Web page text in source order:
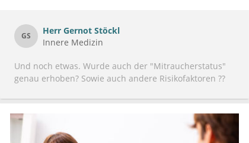
GS Herr Gernot Stöckl
Innere Medizin
Und noch etwas. Wurde auch der "Mitraucherstatus"
genau erhoben? Sowie auch andere Risikofaktoren ??